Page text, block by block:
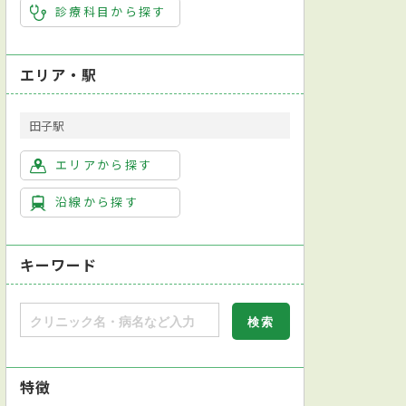
診療科目から探す
エリア・駅
田子駅
エリアから探す
沿線から探す
キーワード
特徴